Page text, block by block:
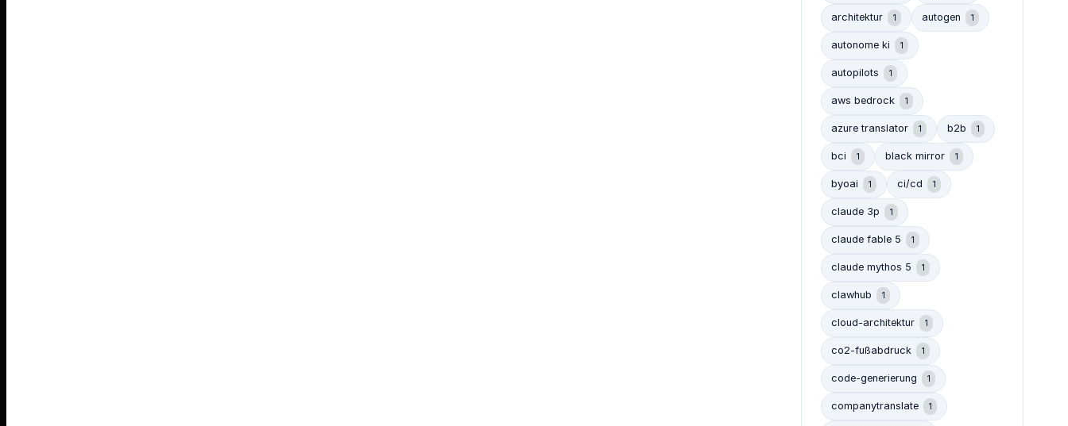
architektur 1 autogen 1
autonome ki 1
autopilots 1
aws bedrock 1
azure translator 1 b2b 1
bci 1 black mirror 1
byoai 1 ci/cd 1
claude 3p 1
claude fable 5 1
claude mythos 5 1
clawhub 1
cloud-architektur 1
co2-fußabdruck 1
code-generierung 1
companytranslate 1